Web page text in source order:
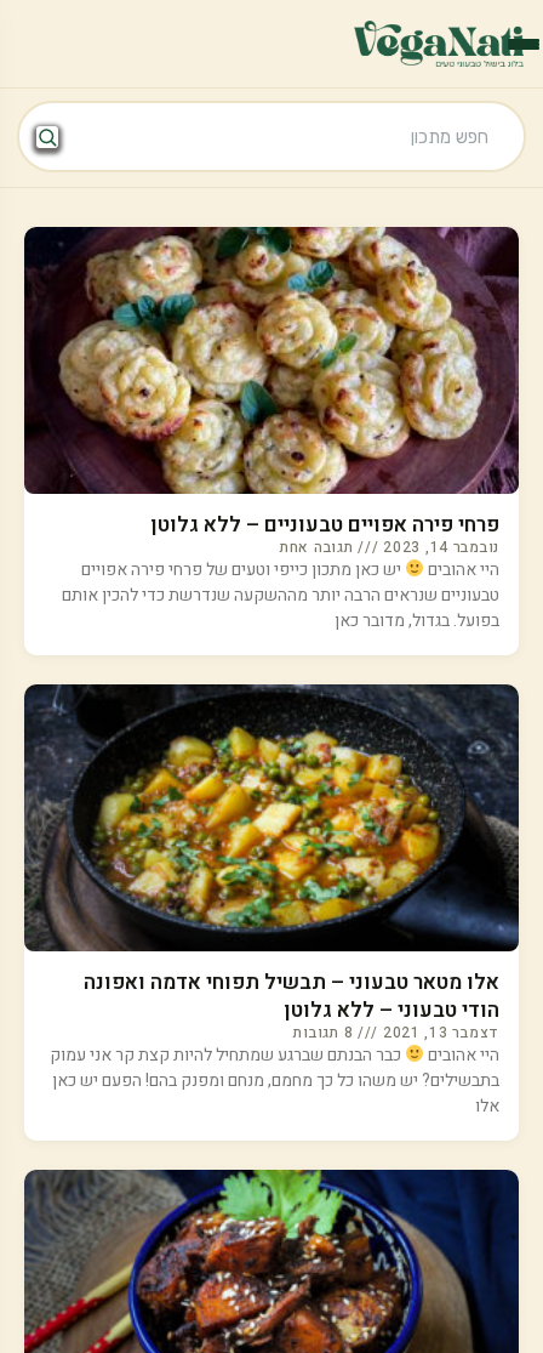
פרחי פירה אפויים טבעוניים – ללא גלוטן
נובמבר 14, 2023 תגובה אחת
היי אהובים
יש כאן מתכון כייפי וטעים של פרחי פירה אפויים
טבעוניים שנראים הרבה יותר מההשקעה שנדרשת כדי להכין אותם
בפועל. בגדול, מדובר כאן
אלו מטאר טבעוני – תבשיל תפוחי אדמה ואפונה
הודי טבעוני – ללא גלוטן
דצמבר 13, 2021
היי אהובים
כבר הבנתם שברגע שמתחיל להיות קצת קר אני עמוק
בתבשילים? יש משהו כל כך מחמם, מנחם ומפנק בהם! הפעם יש כאן
אלו